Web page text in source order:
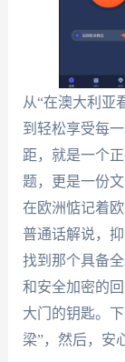
从“在澳大利亚
到轻松享受每
距，就是一个
题，更是一份
在欧洲惦记着
普通话解说，
找到那个具备
和安全加密的
大门的钥匙。
梁”，然后，安